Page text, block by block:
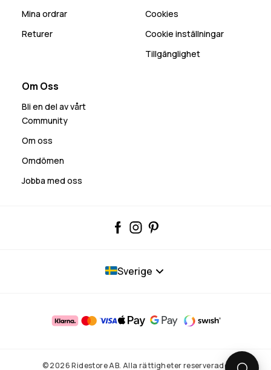
Mina ordrar
Returer
Cookies
Cookie inställningar
Tillgänglighet
Om Oss
Bli en del av vårt
Community
Om oss
Omdömen
Jobba med oss
Sverige
© 2026 Ridestore AB. Alla rättigheter reserverade